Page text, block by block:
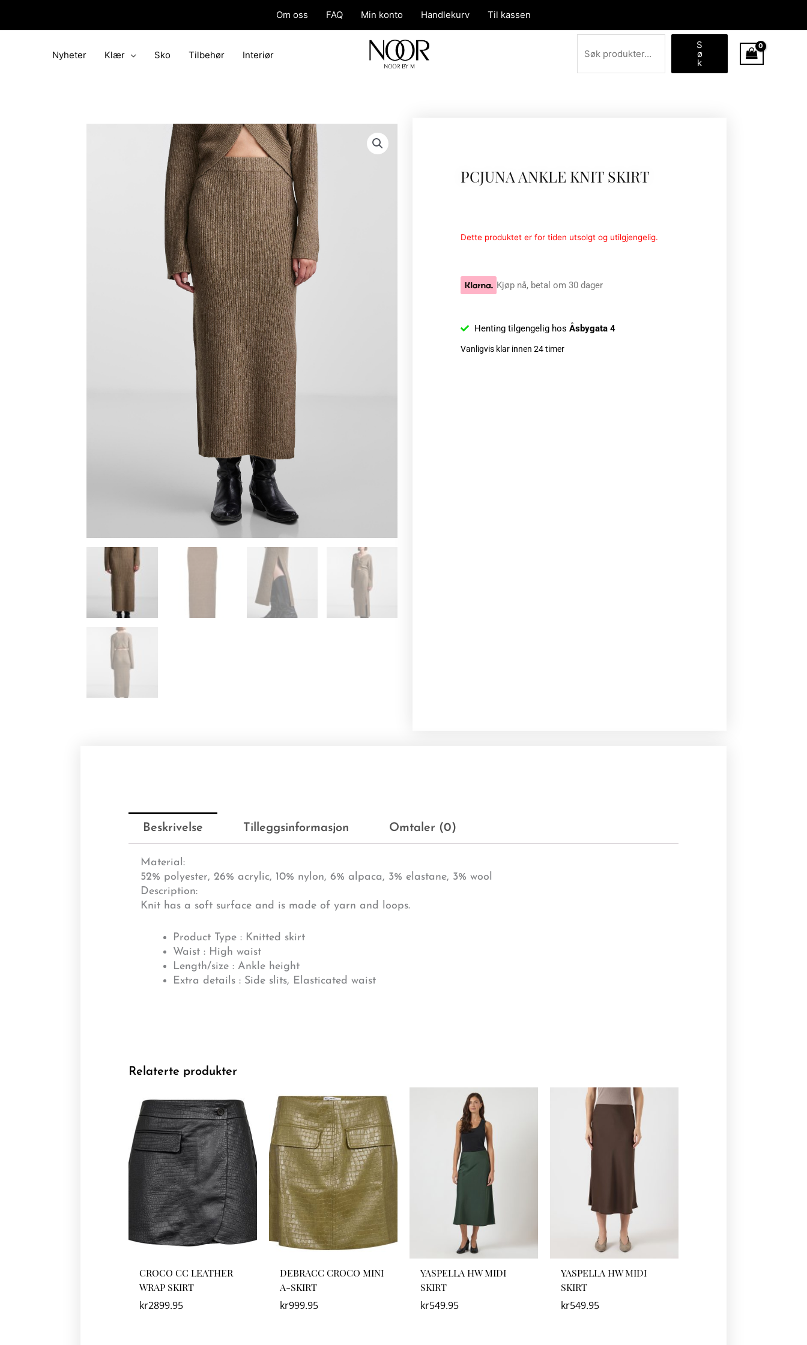
Om oss FAQ Min konto Handlekurv Til kassen
Nyheter Klær Sko Tilbehør Interiør
Søk
S
ø
k
PCJUNA ANKLE KNIT SKIRT
Dette produktet er for tiden utsolgt og utilgjengelig.
Kjøp nå, betal om 30 dager
Henting tilgengelig hos Åsbygata 4
Vanligvis klar innen 24 timer
Beskrivelse Tilleggsinformasjon Omtaler (0)
Material:
52% polyester, 26% acrylic, 10% nylon, 6% alpaca, 3% elastane, 3% wool
Description:
Knit has a soft surface and is made of yarn and loops.
Product Type : Knitted skirt
Waist : High waist
Length/size : Ankle height
Extra details : Side slits, Elasticated waist
Relaterte produkter
CROCO CC LEATHER
WRAP SKIRT
kr2899.95
DEBRACC CROCO MINI
A-SKIRT
kr999.95
YASPELLA HW MIDI
SKIRT
kr549.95
YASPELLA HW MIDI
SKIRT
kr549.95